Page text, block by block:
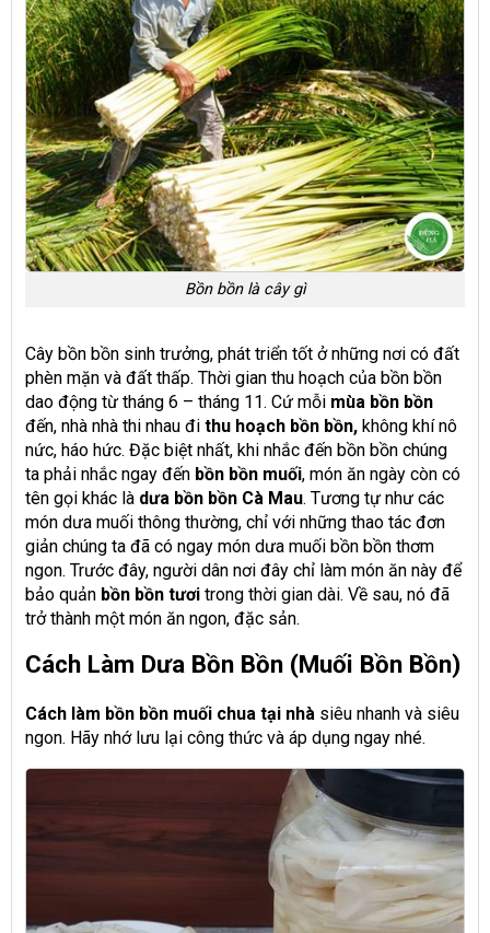
Bồn bồn là cây gì
Cây bồn bồn sinh trưởng, phát triển tốt ở những nơi có đất
phèn mặn và đất thấp. Thời gian thu hoạch của bồn bồn
dao động từ tháng 6 – tháng 11. Cứ mỗi mùa bồn bồn
đến, nhà nhà thi nhau đi thu hoạch bồn bồn, không khí nô
nức, háo hức. Đặc biệt nhất, khi nhắc đến bồn bồn chúng
ta phải nhắc ngay đến bồn bồn muối, món ăn ngày còn có
tên gọi khác là dưa bồn bồn Cà Mau. Tương tự như các
món dưa muối thông thường, chỉ với những thao tác đơn
giản chúng ta đã có ngay món dưa muối bồn bồn thơm
ngon. Trước đây, người dân nơi đây chỉ làm món ăn này để
bảo quản bồn bồn tươi trong thời gian dài. Về sau, nó đã
trở thành một món ăn ngon, đặc sản.
Cách Làm Dưa Bồn Bồn (muối Bồn Bồn)
Cách làm bồn bồn muối chua tại nhà siêu nhanh và siêu
ngon. Hãy nhớ lưu lại công thức và áp dụng ngay nhé.